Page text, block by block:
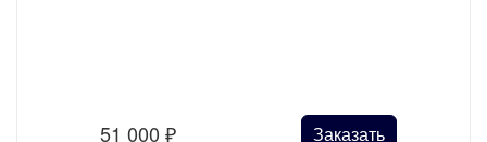
51 000₽ Заказать